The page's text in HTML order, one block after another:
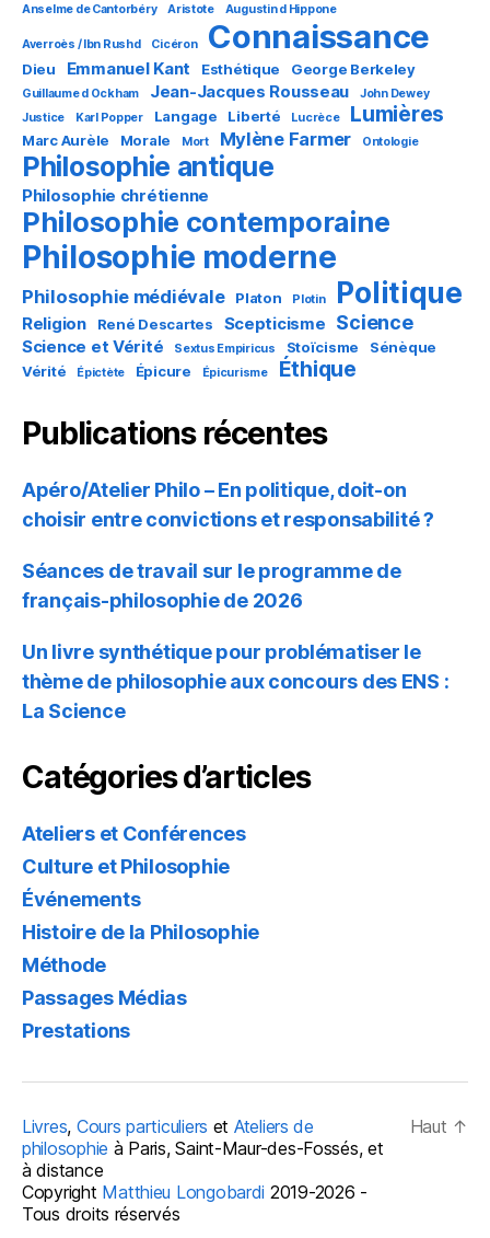
Anselme de Cantorbéry Aristote Augustin d Hippone
Averroès / Ibn Rushd Cicéron Connaissance
Dieu Emmanuel Kant Esthétique George Berkeley
Guillaume d Ockham Jean-Jacques Rousseau
John Dewey
Justice
Karl Popper Langage Liberté Lucrèce Lumières
Marc Aurèle Morale Mort Mylène Farmer Ontologie
Philosophie antique
Philosophie chrétienne
Philosophie contemporaine
Philosophie moderne
Philosophie médiévale Platon Plotin Politique
Religion René Descartes Scepticisme Science
Science et Vérité Sextus Empiricus Stoïcisme
Sénèque
Vérité
Épictète Épicure Épicurisme Éthique
Publications récentes
Apéro/Atelier Philo – En politique, doit-on
choisir entre convictions et responsabilité ?
Séances de travail sur le programme de
français-philosophie de 2026
Un livre synthétique pour problématiser le
thème de philosophie aux concours des ENS :
La Science
Catégories d’articles
Ateliers et Conférences
Culture et Philosophie
Événements
Histoire de la Philosophie
Méthode
Passages Médias
Prestations
Livres, Cours particuliers et Ateliers de
philosophie à Paris, Saint-Maur-des-Fossés, et
à distance
Copyright Matthieu Longobardi 2019-2026 -
Tous droits réservés
Haut ↑